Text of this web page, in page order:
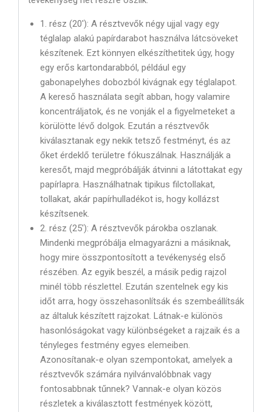
1. rész (20′): A résztvevők négy ujjal vagy egy
téglalap alakú papírdarabot használva látcsöveket
készítenek. Ezt könnyen elkészíthetitek úgy, hogy
egy erős kartondarabból, például egy
gabonapelyhes dobozból kivágnak egy téglalapot.
A kereső használata segít abban, hogy valamire
koncentráljatok, és ne vonják el a figyelmeteket a
körülötte lévő dolgok. Ezután a résztvevők
kiválasztanak egy nekik tetsző festményt, és az
őket érdeklő területre fókuszálnak. Használják a
keresőt, majd megpróbálják átvinni a látottakat egy
papírlapra. Használhatnak tipikus filctollakat,
tollakat, akár papírhulladékot is, hogy kollázst
készítsenek.
2. rész (25′): A résztvevők párokba oszlanak.
Mindenki megpróbálja elmagyarázni a másiknak,
hogy mire összpontosított a tevékenység első
részében. Az egyik beszél, a másik pedig rajzol
minél több részlettel. Ezután szentelnek egy kis
időt arra, hogy összehasonlítsák és szembeállítsák
az általuk készített rajzokat. Látnak-e különös
hasonlóságokat vagy különbségeket a rajzaik és a
tényleges festmény egyes elemeiben.
Azonosítanak-e olyan szempontokat, amelyek a
résztvevők számára nyilvánvalóbbnak vagy
fontosabbnak tűnnek? Vannak-e olyan közös
részletek a kiválasztott festmények között,